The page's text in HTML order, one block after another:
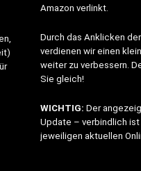
Amazon verlinkt.
Durch das Anklicken
verdienen wir einen
weiter zu verbessern.
Sie gleich!
WICHTIG: Der
Update – verbindlich
jeweiligen aktuellen